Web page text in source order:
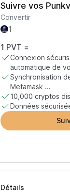
Suivre vos
Convertir
1 PVT =
Connexion
automatique de
Synchronisation
Metamask ...
10,000 cryptos
Données
Détails